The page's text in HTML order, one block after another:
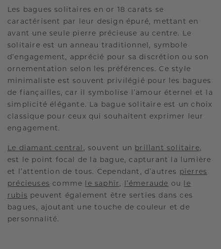
Les bagues solitaires en or 18 carats se
caractérisent par leur design épuré, mettant en
avant une seule pierre précieuse au centre. Le
solitaire est un anneau traditionnel, symbole
d’engagement, apprécié pour sa discrétion ou son
ornementation selon les préférences. Ce style
minimaliste est souvent privilégié pour les bagues
de fiançailles, car il symbolise l’amour éternel et la
simplicité élégante. La bague solitaire est un choix
classique pour ceux qui souhaitent exprimer leur
engagement.
Le diamant central , souvent un brillant solitaire,
est le point focal de la bague, capturant la lumière
et l’attention de tous. Cependant, d’autres pierres
précieuses comme le saphir, l’émeraude ou le
rubis peuvent également être serties dans ces
bagues, ajoutant une touche de couleur et de
personnalité.